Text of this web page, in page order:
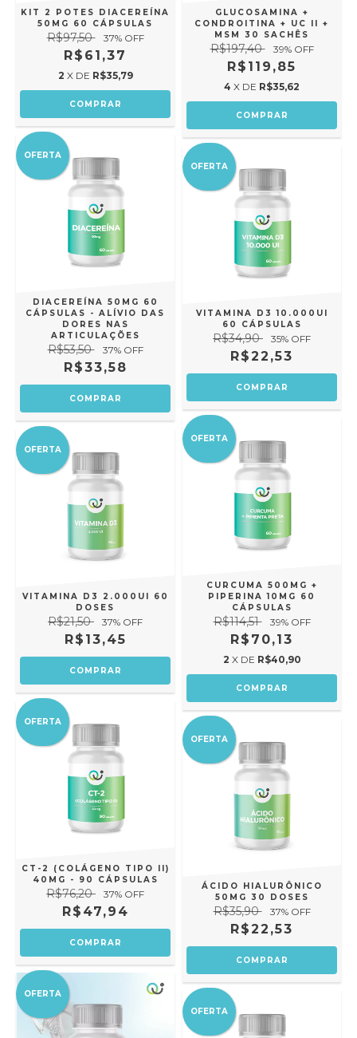
KIT 2 POTES DIACEREÍNA
50MG 60 CÁPSULAS
R$97,50 37% OFF
R$61,37
2 X DE R$35,79
GLUCOSAMINA +
CONDROITINA + UC II +
MSM 30 SACHÊS
R$197,40 39% OFF
R$119,85
4 X DE R$35,62
OFERTA
DIACEREÍNA 50MG 60
CÁPSULAS - ALÍVIO DAS
DORES NAS
ARTICULAÇÕES
R$53,50 37% OFF
R$33,58
OFERTA
VITAMINA D3 10.000UI
60 CÁPSULAS
R$34,90 35% OFF
R$22,53
OFERTA
VITAMINA D3 2.000UI 60
DOSES
R$21,50 37% OFF
R$13,45
OFERTA
CURCUMA 500MG +
PIPERINA 10MG 60
CÁPSULAS
R$114,51 39% OFF
R$70,13
2 X DE R$40,90
OFERTA
CT-2 (COLÁGENO TIPO II)
40MG - 90 CÁPSULAS
R$76,20 37% OFF
R$47,94
OFERTA
ÁCIDO HIALURÔNICO
50MG 30 DOSES
R$35,90 37% OFF
R$22,53
OFERTA
OFERTA